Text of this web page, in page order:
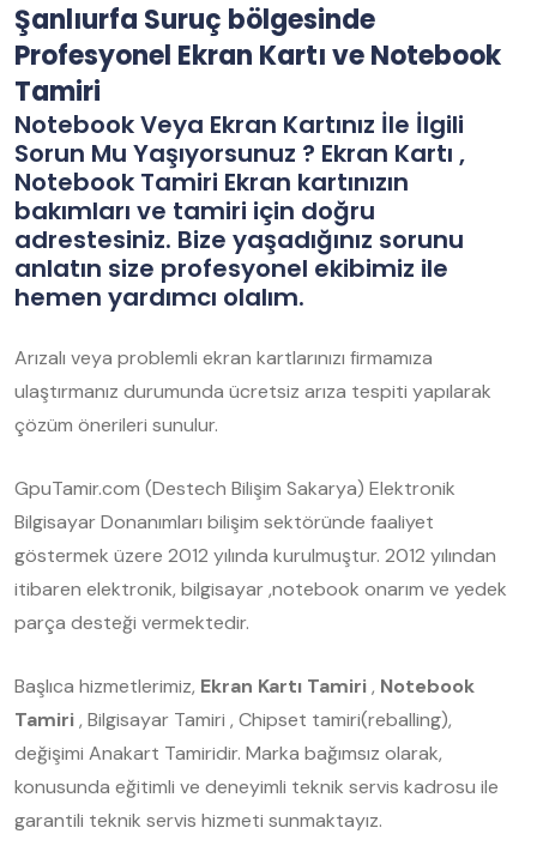
Şanlıurfa Suruç bölgesinde
Profesyonel Ekran Kartı ve Notebook
Tamiri
Notebook Veya Ekran Kartınız İle İlgili
Sorun Mu Yaşıyorsunuz ? Ekran Kartı ,
Notebook Tamiri Ekran kartınızın
bakımları ve tamiri için doğru
adrestesiniz. Bize yaşadığınız sorunu
anlatın size profesyonel ekibimiz ile
hemen yardımcı olalım.
Arızalı veya problemli ekran kartlarınızı firmamıza
ulaştırmanız durumunda ücretsiz arıza tespiti yapılarak
çözüm önerileri sunulur.
GpuTamir.com (Destech Bilişim Sakarya) Elektronik
Bilgisayar Donanımları bilişim sektöründe faaliyet
göstermek üzere 2012 yılında kurulmuştur. 2012 yılından
itibaren elektronik, bilgisayar ,notebook onarım ve yedek
parça desteği vermektedir.
Başlıca hizmetlerimiz, Ekran Kartı Tamiri, Notebook
Tamiri, Bilgisayar Tamiri , Chipset tamiri(reballing),
değişimi Anakart Tamiridir. Marka bağımsız olarak,
konusunda eğitimli ve deneyimli teknik servis kadrosu ile
garantili teknik servis hizmeti sunmaktayız.